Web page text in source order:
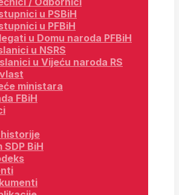
u PSBiH
u PFBiH
u Domu naroda PFBiH
u NSRS
u Vijeću naroda RS
ministara
FBiH
SDP BiH